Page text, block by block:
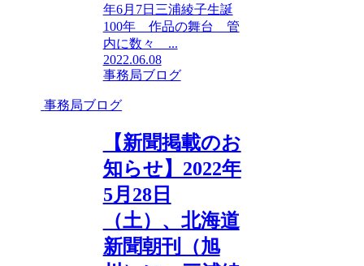
年6月7日三浦綾子生誕
100年 作品の舞台 管
内に数々 ...
2022.06.08
事務局ブログ
事務局ブログ
【新聞掲載のお
知らせ】2022年
5月28日
（土）、北海道
新聞朝刊（旭